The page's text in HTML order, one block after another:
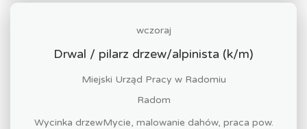
wczoraj
Drwal / pilarz drzew/alpinista (k/m)
Miejski Urząd Pracy w Radomiu
Radom
Wycinka drzewMycie, malowanie dahów, praca pow.